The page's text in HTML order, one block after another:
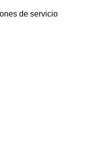
de servicio